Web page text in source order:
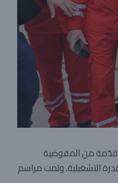
اللبناني ٢٣ سيارة إسعاف جديدة مقدّمة من المفوضية
التشغيلية. وتمت مراسم